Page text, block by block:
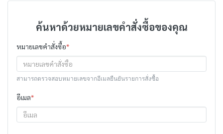
ค้นหาด้วยหมายเลขคำสั่งซื้อของคุณ
หมายเลขคำสั่งซื้อ*
สามารถตรวจสอบหมายเลขจากอีเมลยืนยันรายการสั่งซื้อ
อีเมล*